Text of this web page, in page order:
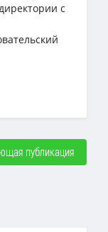
с
публикация